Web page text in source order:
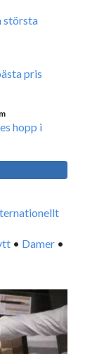
största
pris
hopp i
• Damer •